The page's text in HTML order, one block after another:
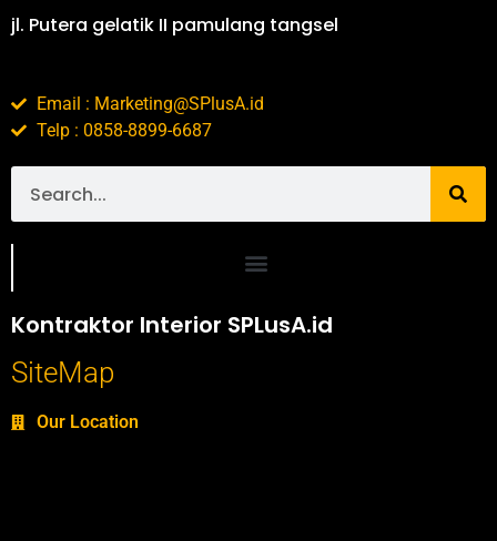
jl. Putera gelatik II pamulang tangsel
Email : Marketing@SPlusA.id
Telp : 0858-8899-6687
Kontraktor Interior SPLusA.id
SiteMap
Our Location